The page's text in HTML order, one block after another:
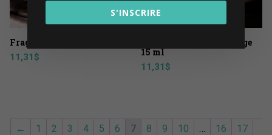
Fragrance Espresso 15 ml
11,31$
Fragrance Citron et sauge
15 ml
11,31$
← 1 2 3 4 5 6 7 8 9 10 16
17
S'INSCRIRE